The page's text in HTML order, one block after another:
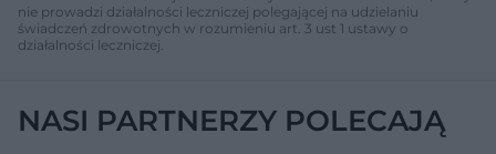
nie prowadzi działalności leczniczej polegającej na udzielaniu
świadczeń zdrowotnych w rozumieniu art. 3 ust 1 ustawy o
działalności leczniczej.
NASI PARTNERZY POLECAJĄ